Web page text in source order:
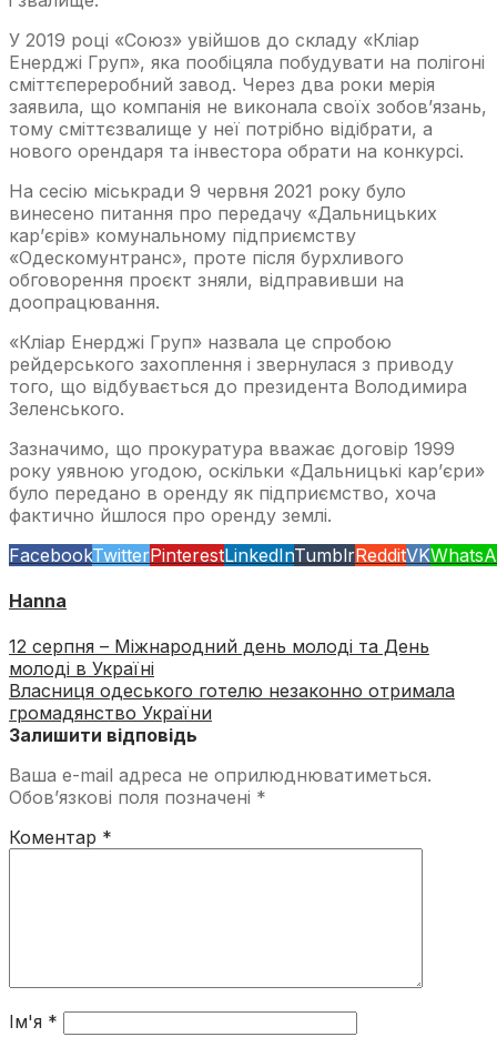
У 2019 році «Союз» увійшов до складу «Кліар
Енерджі Груп», яка пообіцяла побудувати на полігоні
сміттєпереробний завод. Через два роки мерія
заявила, що компанія не виконала своїх зобов’язань,
тому сміттєзвалище у неї потрібно відібрати, а
нового орендаря та інвестора обрати на конкурсі.
На сесію міськради 9 червня 2021 року було
винесено питання про передачу «Дальницьких
кар’єрів» комунальному підприємству
«Одескомунтранс», проте після бурхливого
обговорення проєкт зняли, відправивши на
доопрацювання.
«Кліар Енерджі Груп» назвала це спробою
рейдерського захоплення і звернулася з приводу
того, що відбувається до президента Володимира
Зеленського.
Зазначимо, що прокуратура вважає договір 1999
року уявною угодою, оскільки «Дальницькі кар’єри»
було передано в оренду як підприємство, хоча
фактично йшлося про оренду землі.
FacebookTwitterPinterestLinkedInTumblrRedditVK
Hanna
12 серпня – Міжнародний день молоді та День
молоді в Україні
Власниця одеського готелю незаконно отримала
громадянство України
Залишити відповідь
Ваша e-mail адреса не оприлюднюватиметься.
Обов’язкові поля позначені *
Коментар *
Ім'я *